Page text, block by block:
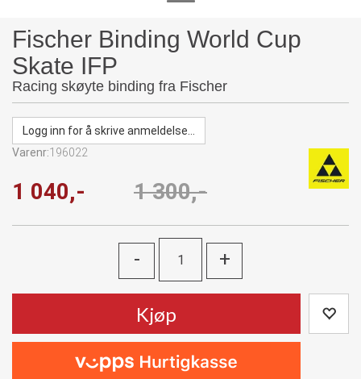
Fischer Binding World Cup
Skate IFP
Racing skøyte binding fra Fischer
Logg inn for å skrive anmeldelse...
Varenr:196022
1 040,- 1 300,-
- +
Kjøp